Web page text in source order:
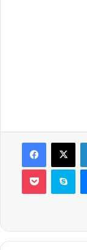
Facebook
X
Pocket